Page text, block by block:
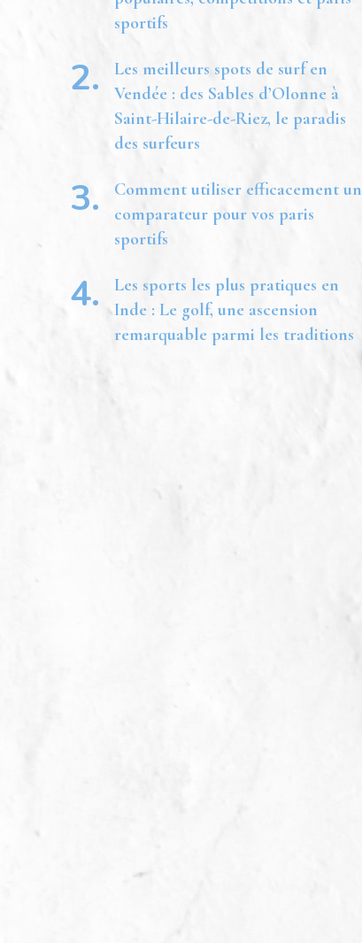
sportifs
Les meilleurs spots de surf en
Vendée : des Sables d’Olonne à
Saint-Hilaire-de-Riez, le paradis
des surfeurs
Comment utiliser efficacement un
comparateur pour vos paris
sportifs
Les sports les plus pratiques en
Inde : Le golf, une ascension
remarquable parmi les traditions